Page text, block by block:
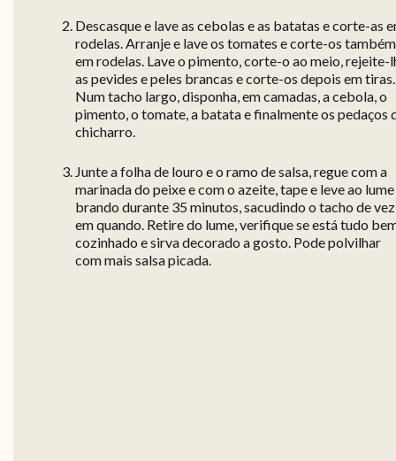
Descasque e lave as cebolas e as batatas e corte-as
rodelas. Arranje e lave os tomates e corte-os também
em rodelas. Lave o pimento, corte-o ao meio, rejeite-
as pevides e peles brancas e corte-os depois em tiras.
Num tacho largo, disponha, em camadas, a cebola, o
pimento, o tomate, a batata e finalmente os pedaços
chicharro.
Junte a folha de louro e o ramo de salsa, regue com a
marinada do peixe e com o azeite, tape e leve ao lume
brando durante 35 minutos, sacudindo o tacho de vez
em quando. Retire do lume, verifique se está tudo
cozinhado e sirva decorado a gosto. Pode polvilhar
com mais salsa picada.